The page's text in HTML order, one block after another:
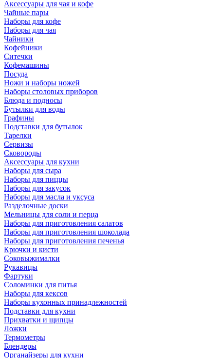
Аксессуары для чая и кофе
Чайные пары
Наборы для кофе
Наборы для чая
Чайники
Кофейники
Ситечки
Кофемашины
Посуда
Ножи и наборы ножей
Наборы столовых приборов
Блюда и подносы
Бутылки для воды
Графины
Подставки для бутылок
Тарелки
Сервизы
Сковороды
Аксессуары для кухни
Наборы для сыра
Наборы для пиццы
Наборы для закусок
Наборы для масла и уксуса
Разделочные доски
Мельницы для соли и перца
Наборы для приготовления салатов
Наборы для приготовления шоколада
Наборы для приготовления печенья
Крючки и кисти
Соковыжималки
Рукавицы
Фартуки
Соломинки для питья
Наборы для кексов
Наборы кухонных принадлежностей
Подставки для кухни
Прихватки и щипцы
Ложки
Термометры
Блендеры
Органайзеры для кухни